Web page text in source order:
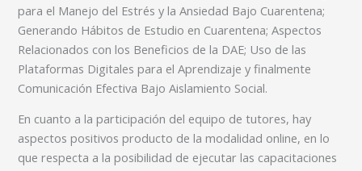
para el Manejo del Estrés y la Ansiedad Bajo Cuarentena;
Generando Hábitos de Estudio en Cuarentena; Aspectos
Relacionados con los Beneficios de la DAE; Uso de las
Plataformas Digitales para el Aprendizaje y finalmente
Comunicación Efectiva Bajo Aislamiento Social.
En cuanto a la participación del equipo de tutores, hay
aspectos positivos producto de la modalidad online, en lo
que respecta a la posibilidad de ejecutar las capacitaciones